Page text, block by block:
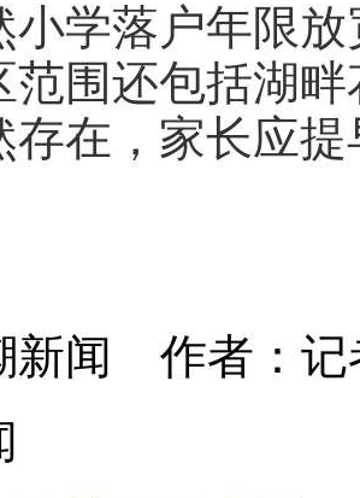
小学落户年限
范围还包括湖
存在，家长应
新闻 作者：